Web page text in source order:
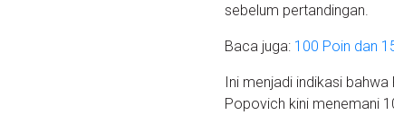
sebelum pertandingan.
Baca juga: 100 Poin dan
Ini menjadi indikasi
Popovich kini menemani